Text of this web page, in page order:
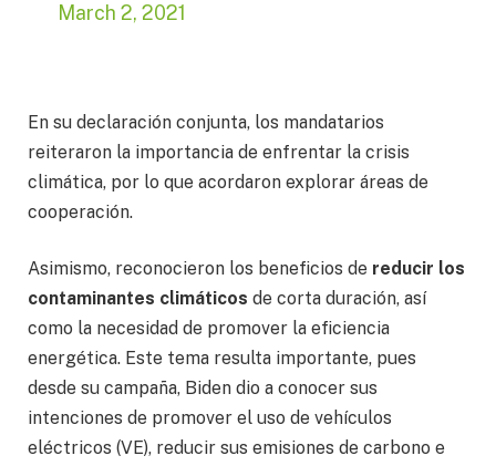
March 2, 2021
En su declaración conjunta, los mandatarios
reiteraron la importancia de enfrentar la crisis
climática, por lo que acordaron explorar áreas de
cooperación.
Asimismo, reconocieron los beneficios de reducir los
contaminantes climáticos de corta duración, así
como la necesidad de promover la eficiencia
energética. Este tema resulta importante, pues
desde su campaña, Biden dio a conocer sus
intenciones de promover el uso de vehículos
eléctricos (VE), reducir sus emisiones de carbono e